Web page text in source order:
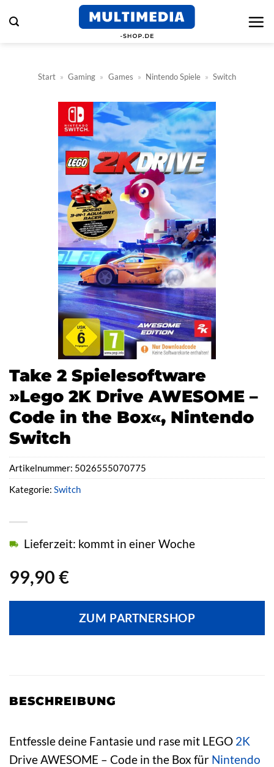
Inhalt
Start » Gaming » Games » Nintendo Spiele » Switch
Take 2 Spielesoftware
»Lego 2K Drive AWESOME –
Code in the Box«, Nintendo
Switch
99,90 €
Lieferzeit: kommt in einer Woche
ZUM PARTNERSHOP
Artikelnummer: 5026555070775
Kategorie: Switch
BESCHREIBUNG
Entfessle deine Fantasie und rase mit LEGO 2K
Drive AWESOME – Code in the Box für Nintendo